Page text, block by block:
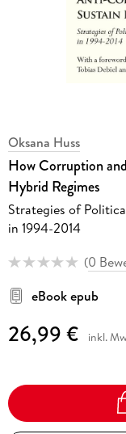
Oksana Huss
How Corruption
Hybrid Regimes
Strategies of
in 1994-2014
(0
eBook epub
26,99 € inkl.